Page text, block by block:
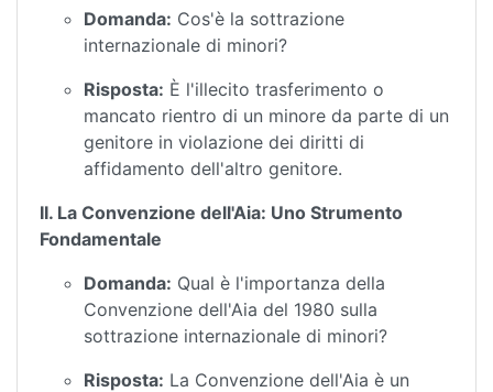
Domanda: Cos'è la sottrazione
internazionale di minori?
Risposta: È l'illecito trasferimento o
mancato rientro di un minore da parte di un
genitore in violazione dei diritti di
affidamento dell'altro genitore.
II. La Convenzione dell'Aia: Uno Strumento
Fondamentale
Domanda: Qual è l'importanza della
Convenzione dell'Aia del 1980 sulla
sottrazione internazionale di minori?
Risposta: La Convenzione dell'Aia è un